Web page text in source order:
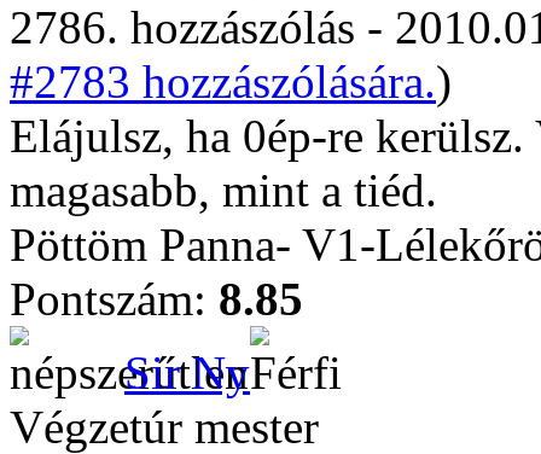
2786. hozzászólás -
#2783 hozzászólására.)
Elájulsz, ha 0ép-re
magasabb, mint a tiéd.
Pöttöm Panna- V1-
Pontszám: 8.85
Sir Ny
Végzetúr mester